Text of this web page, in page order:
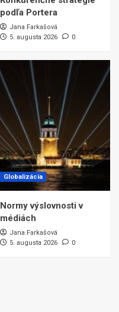
podľa Portera
Jana Farkašová
5. augusta 2026
0
Globalizácia
Normy výslovnosti v
médiách
Jana Farkašová
5. augusta 2026
0